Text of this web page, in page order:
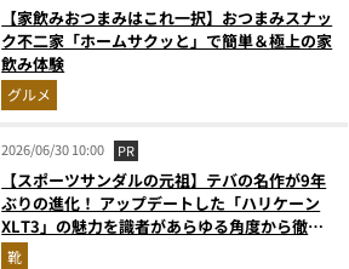
【家飲みおつまみはこれ一択】おつまみスナッ
ク不二家「ホームサクッと」で簡単＆極上の家
飲み体験
グルメ
2026/06/30 10:00 PR
【スポーツサンダルの元祖】テバの名作が9年
ぶりの進化！ アップデートした「ハリケーン
XLT3」の魅力を識者があらゆる角度から徹底
解説！
靴